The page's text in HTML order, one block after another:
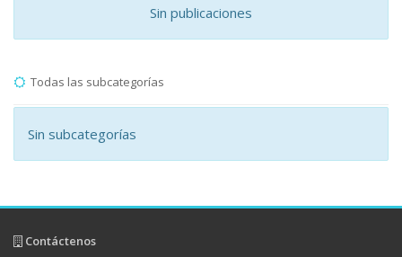
Sin publicaciones
Todas las subcategorías
Sin subcategorías
Contáctenos